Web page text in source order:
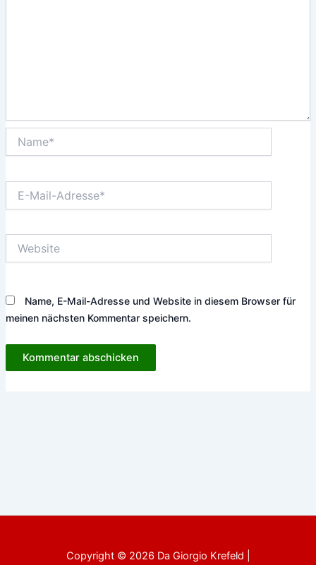
Mail-
Name, E-Mail-Adresse und Website in diesem Browser für
meinen nächsten Kommentar speichern.
Copyright © 2026 Da Giorgio Krefeld |